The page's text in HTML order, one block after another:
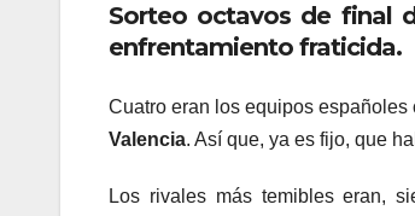
Sorteo octavos de final
enfrentamiento fraticida.
Cuatro eran los equipos españoles
Valencia. Así que, ya es fijo, que
Los rivales más temibles eran,